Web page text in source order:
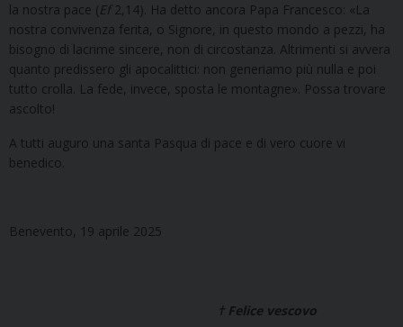
la nostra pace (Ef 2,14). Ha detto ancora Papa Francesco: «La
nostra convivenza ferita, o Signore, in questo mondo a pezzi, ha
bisogno di lacrime sincere, non di circostanza. Altrimenti si avvera
quanto predissero gli apocalittici: non generiamo più nulla e poi
tutto crolla. La fede, invece, sposta le montagne». Possa trovare
ascolto!
A tutti auguro una santa Pasqua di pace e di vero cuore vi
benedico.
Benevento, 19 aprile 2025
† Felice vescovo